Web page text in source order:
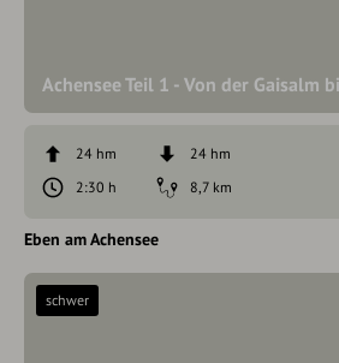
Achensee Teil 1 - Von der Gaisalm
24 hm
24 hm
2:30 h
8,7 km
Eben am Achensee
schwer